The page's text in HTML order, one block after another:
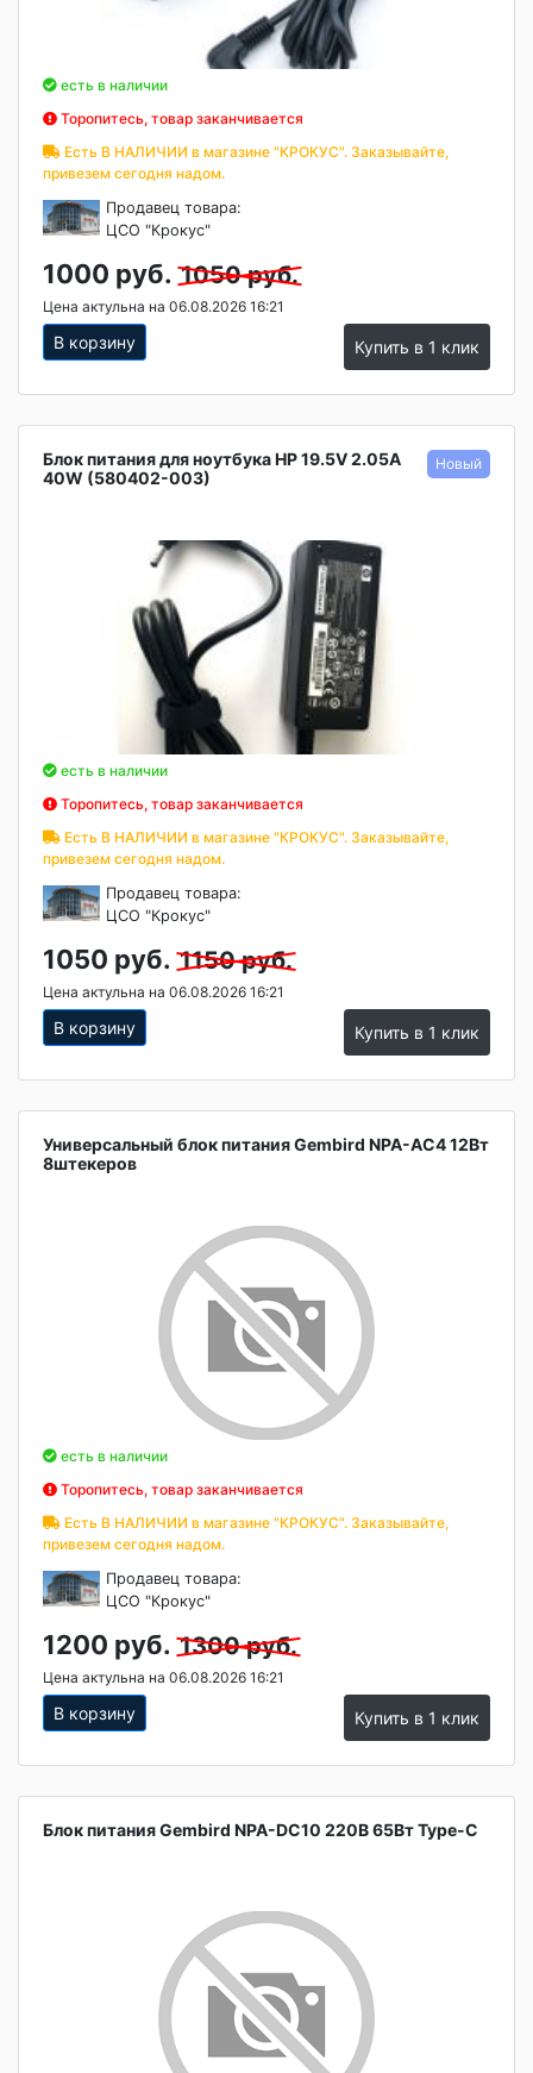
есть в наличии
Торопитесь, товар заканчивается
Есть В НАЛИЧИИ в магазине "КРОКУС". Заказывайте,
привезем сегодня надом.
Продавец товара:
ЦСО "Крокус"
1000 руб. 1050 руб.
Цена актульна на 06.08.2026 16:21
В корзину Купить в 1 клик
Блок питания для ноутбука HP 19.5V 2.05A
40W (580402-003)
есть в наличии
Торопитесь, товар заканчивается
Есть В НАЛИЧИИ в магазине "КРОКУС". Заказывайте,
привезем сегодня надом.
Продавец товара:
ЦСО "Крокус"
1050 руб. 1150 руб.
Цена актульна на 06.08.2026 16:21
В корзину Купить в 1 клик
Универсальный блок питания Gembird NPA-AC4 12Вт
8штекеров
есть в наличии
Торопитесь, товар заканчивается
Есть В НАЛИЧИИ в магазине "КРОКУС". Заказывайте,
привезем сегодня надом.
Продавец товара:
ЦСО "Крокус"
1200 руб. 1300 руб.
Цена актульна на 06.08.2026 16:21
В корзину Купить в 1 клик
Блок питания Gembird NPA-DC10 220В 65Вт Type-C